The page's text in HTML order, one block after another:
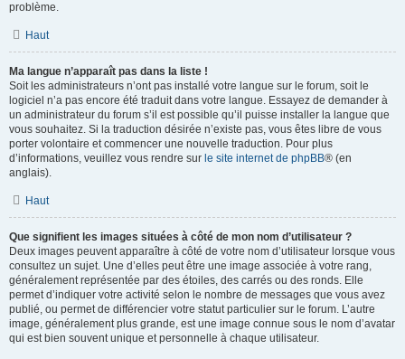
problème.
Haut
Ma langue n’apparaît pas dans la liste !
Soit les administrateurs n’ont pas installé votre langue sur le forum, soit le
logiciel n’a pas encore été traduit dans votre langue. Essayez de demander à
un administrateur du forum s’il est possible qu’il puisse installer la langue que
vous souhaitez. Si la traduction désirée n’existe pas, vous êtes libre de vous
porter volontaire et commencer une nouvelle traduction. Pour plus
d’informations, veuillez vous rendre sur le site internet de phpBB® (en
anglais).
Haut
Que signifient les images situées à côté de mon nom d’utilisateur ?
Deux images peuvent apparaître à côté de votre nom d’utilisateur lorsque vous
consultez un sujet. Une d’elles peut être une image associée à votre rang,
généralement représentée par des étoiles, des carrés ou des ronds. Elle
permet d’indiquer votre activité selon le nombre de messages que vous avez
publié, ou permet de différencier votre statut particulier sur le forum. L’autre
image, généralement plus grande, est une image connue sous le nom d’avatar
qui est bien souvent unique et personnelle à chaque utilisateur.